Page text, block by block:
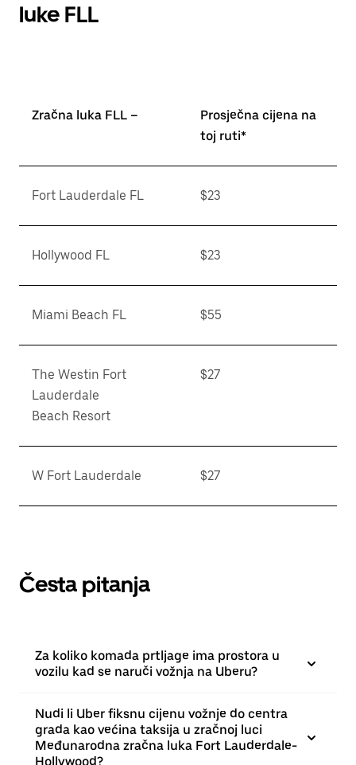
luke FLL
Zračna luka FLL –
Prosječna cijena na
toj ruti*
Fort Lauderdale FL $23
Hollywood FL $23
Miami Beach FL $55
The Westin Fort
Lauderdale
Beach Resort
$27
W Fort Lauderdale $27
Česta pitanja
Za koliko komada prtljage ima prostora u
vozilu kad se naruči vožnja na Uberu?
Nudi li Uber fiksnu cijenu vožnje do centra
grada kao većina taksija u zračnoj luci
Međunarodna zračna luka Fort Lauderdale-
Hollywood?